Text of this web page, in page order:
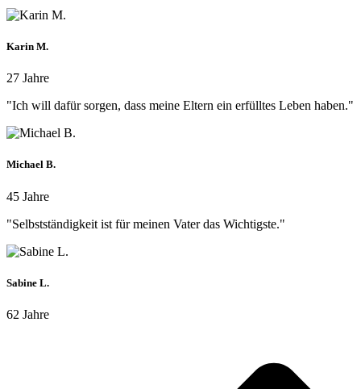
Karin M.
27 Jahre
"Ich will dafür sorgen, dass meine Eltern ein erfülltes Leben haben."
Michael B.
45 Jahre
"Selbstständigkeit ist für meinen Vater das Wichtigste."
Sabine L.
62 Jahre